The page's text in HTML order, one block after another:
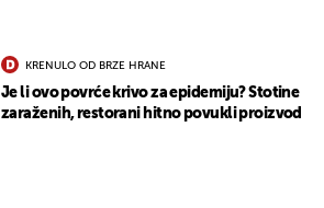
KRENULO OD BRZE HRANE
Je li ovo povrće krivo za epidemiju? Stotine
zaraženih, restorani hitno povukli proizvod